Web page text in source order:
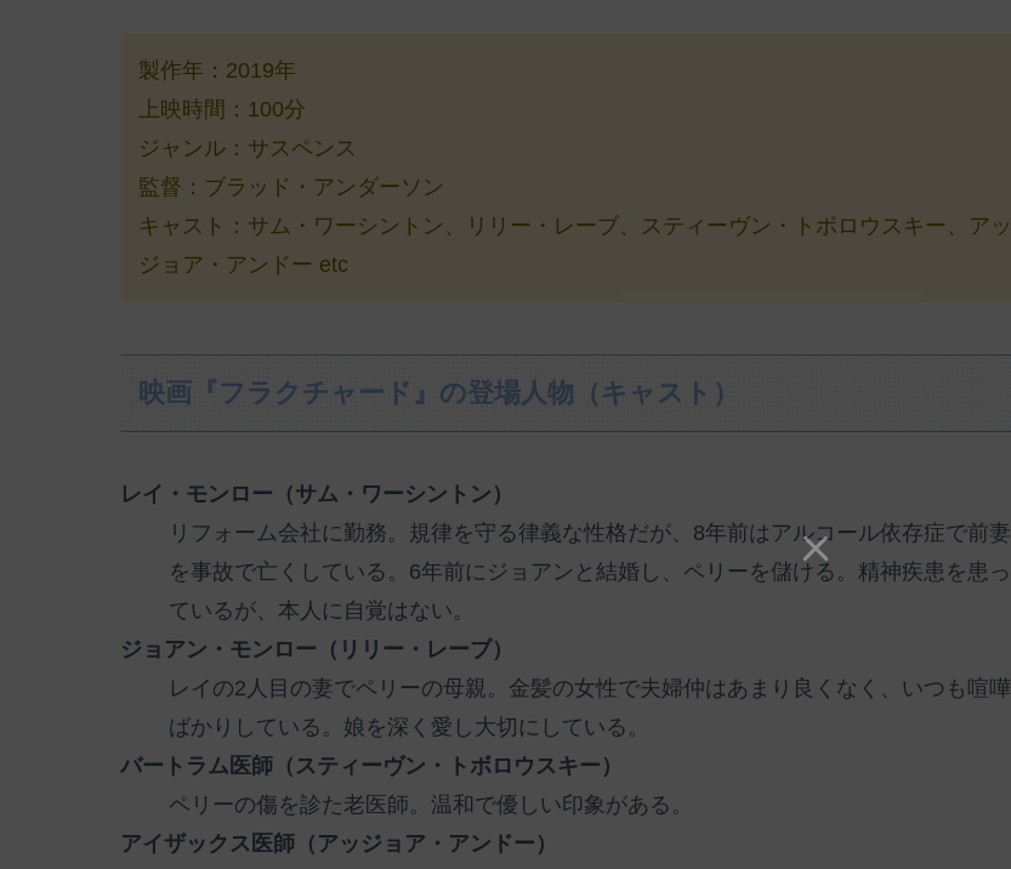
製作年：2019年
上映時間：100分
ジャンル：サスペンス
監督：ブラッド・アンダーソン
キャスト：サム・ワーシントン、リリー・レーブ、スティーヴン・トボロウスキー、アッ
ジョア・アンドー etc
映画『フラクチャード』の登場人物（キャスト）
レイ・モンロー（サム・ワーシントン）
リフォーム会社に勤務。規律を守る律義な性格だが、8年前はアルコール依存症で前妻
を事故で亡くしている。6年前にジョアンと結婚し、ペリーを儲ける。精神疾患を患っ
ているが、本人に自覚はない。
ジョアン・モンロー（リリー・レーブ）
レイの2人目の妻でペリーの母親。金髪の女性で夫婦仲はあまり良くなく、いつも喧嘩
ばかりしている。娘を深く愛し大切にしている。
バートラム医師（スティーヴン・トボロウスキー）
ペリーの傷を診た老医師。温和で優しい印象がある。
アイザックス医師（アッジョア・アンドー）